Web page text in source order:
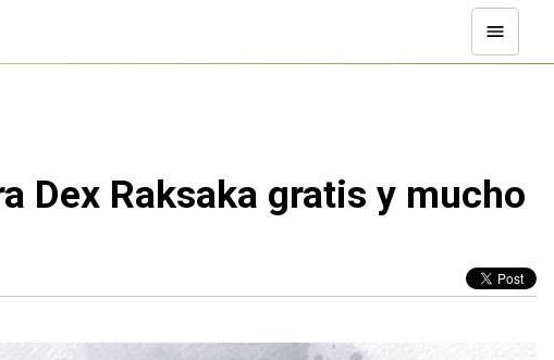
Dex Raksaka gratis y mucho